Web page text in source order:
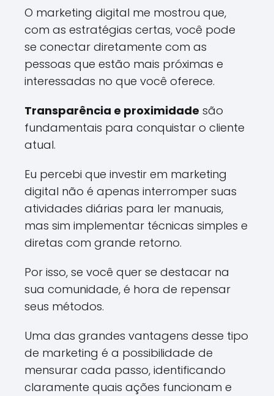
O marketing digital me mostrou que,
com as estratégias certas, você pode
se conectar diretamente com as
pessoas que estão mais próximas e
interessadas no que você oferece.
Transparência e proximidade são
fundamentais para conquistar o cliente
atual.
Eu percebi que investir em marketing
digital não é apenas interromper suas
atividades diárias para ler manuais,
mas sim implementar técnicas simples e
diretas com grande retorno.
Por isso, se você quer se destacar na
sua comunidade, é hora de repensar
seus métodos.
Uma das grandes vantagens desse tipo
de marketing é a possibilidade de
mensurar cada passo, identificando
claramente quais ações funcionam e